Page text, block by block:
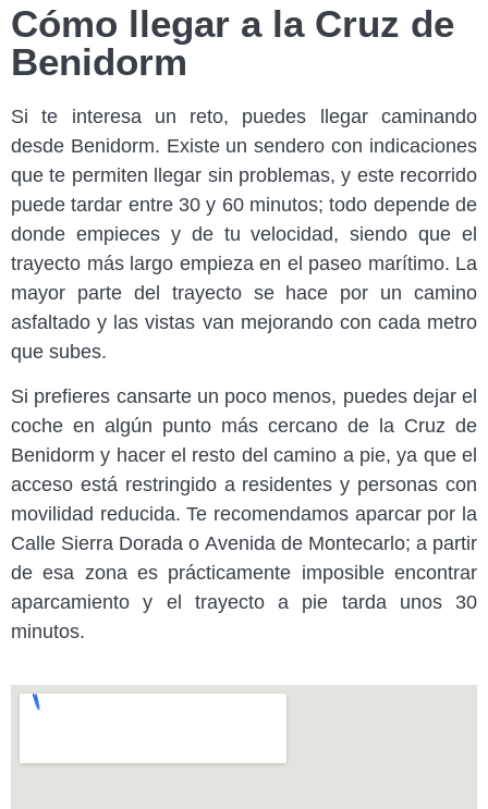
Cómo llegar a la Cruz de
Benidorm
Si te interesa un reto, puedes llegar caminando
desde Benidorm. Existe un sendero con indicaciones
que te permiten llegar sin problemas, y este recorrido
puede tardar entre 30 y 60 minutos; todo depende de
donde empieces y de tu velocidad, siendo que el
trayecto más largo empieza en el paseo marítimo. La
mayor parte del trayecto se hace por un camino
asfaltado y las vistas van mejorando con cada metro
que subes.
Si prefieres cansarte un poco menos, puedes dejar el
coche en algún punto más cercano de la Cruz de
Benidorm y hacer el resto del camino a pie, ya que el
acceso está restringido a residentes y personas con
movilidad reducida. Te recomendamos aparcar por la
Calle Sierra Dorada o Avenida de Montecarlo; a partir
de esa zona es prácticamente imposible encontrar
aparcamiento y el trayecto a pie tarda unos 30
minutos.